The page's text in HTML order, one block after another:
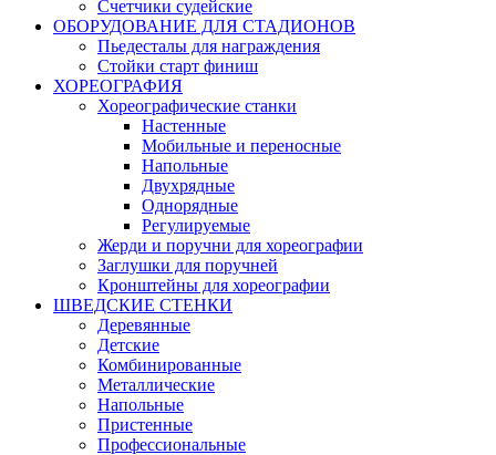
Счетчики судейские
ОБОРУДОВАНИЕ ДЛЯ СТАДИОНОВ
Пьедесталы для награждения
Стойки старт финиш
ХОРЕОГРАФИЯ
Хореографические станки
Настенные
Мобильные и переносные
Напольные
Двухрядные
Однорядные
Регулируемые
Жерди и поручни для хореографии
Заглушки для поручней
Кронштейны для хореографии
ШВЕДСКИЕ СТЕНКИ
Деревянные
Детские
Комбинированные
Металлические
Напольные
Пристенные
Профессиональные